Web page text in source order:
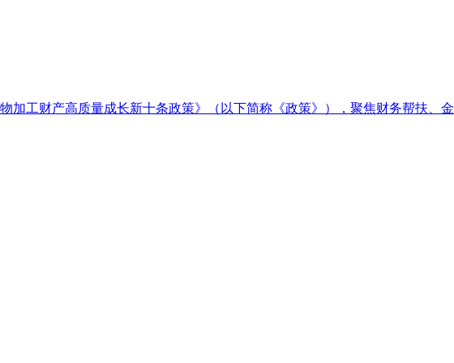
加工财产高质量成长新十条政策》（以下简称《政策》），聚焦财务帮扶、